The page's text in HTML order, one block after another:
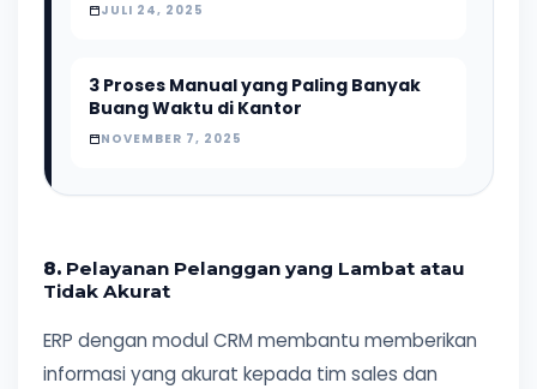
JULI 24, 2025
3 Proses Manual yang Paling Banyak
Buang Waktu di Kantor
NOVEMBER 7, 2025
8. Pelayanan Pelanggan yang Lambat atau
Tidak Akurat
ERP dengan modul CRM membantu memberikan
informasi yang akurat kepada tim sales dan